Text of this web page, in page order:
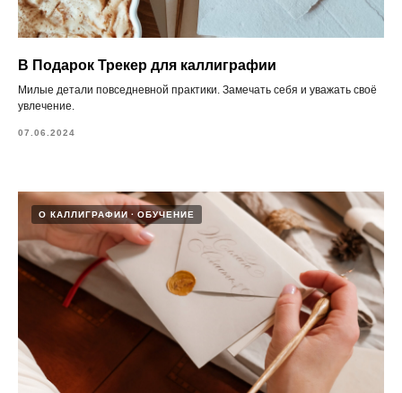
В Подарок Трекер для каллиграфии
Милые детали повседневной практики. Замечать себя и уважать своё
увлечение.
07.06.2024
О КАЛЛИГРАФИИ ОБУЧЕНИЕ